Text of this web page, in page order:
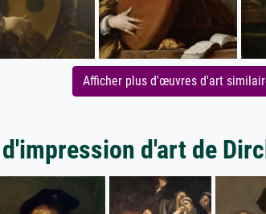
Afficher plus d'œuvres d'art
d'art de